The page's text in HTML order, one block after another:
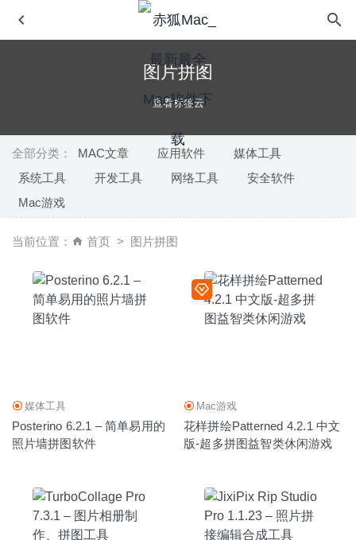
图片拼图
查看标签云
全部分类： MAC文章 应用软件
媒体工具
系统工具
开发工具 网络工具
安全软件
Mac游戏
当前位置： 首页 图片拼图
媒体工具
Posterino 6.2.1 – 简单易用的
照片墙拼图软件
Mac游戏
花样拼绘Patterned 4.2.1 中文
版-超多拼图益智类休闲游戏
2020-03-11
Turnover 1.62 – 优秀的音乐BPM分析播放器
Cascadea 1.5.1 – 修改任意网站的外观样式 2020-04-19
Windows App 11.1.5 中文版 – 微软Windows远程桌面控制
软件 2025-04-28